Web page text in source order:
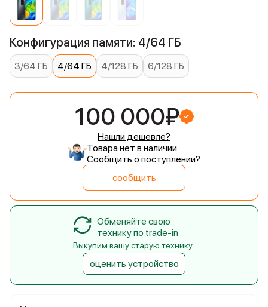
Конфигурация памяти: 4/64 ГБ
3/64 ГБ 4/64 ГБ 4/128 ГБ 6/128 ГБ
100 000₽
Нашли дешевле?
Товара нет в наличии.
Сообщить о поступлении?
сообщить
Обменяйте свою
технику по trade-in
Выкупим вашу старую технику
оценить устройство